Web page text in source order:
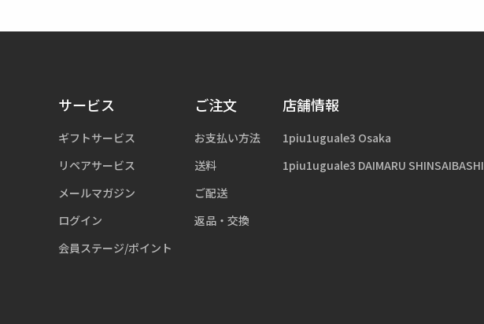
サービス
ギフトサービス
リペアサービス
メールマガジン
ログイン
会員ステージ/ポイント
ご注文
お支払い方法
送料
ご配送
返品・交換
店舗情報
1piu1uguale3 Osaka
1piu1uguale3 DAIMARU SHINSAIBASHI